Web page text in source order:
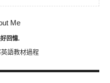
回憶.
語教材過程